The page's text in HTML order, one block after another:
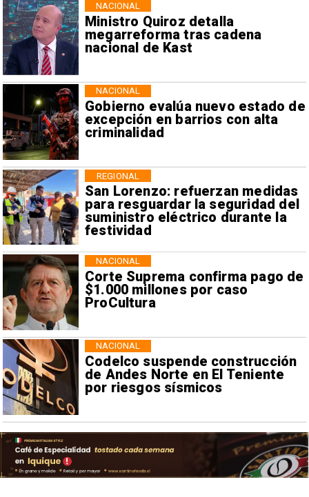
Ministro Quiroz detalla
megarreforma tras cadena
nacional de Kast
NACIONAL
Gobierno evalúa nuevo estado de
excepción en barrios con alta
criminalidad
NACIONAL
San Lorenzo: refuerzan medidas
para resguardar la seguridad del
suministro eléctrico durante la
festividad
REGIONAL
Corte Suprema confirma pago de
$1.000 millones por caso
ProCultura
NACIONAL
Codelco suspende construcción
de Andes Norte en El Teniente
por riesgos sísmicos
NACIONAL